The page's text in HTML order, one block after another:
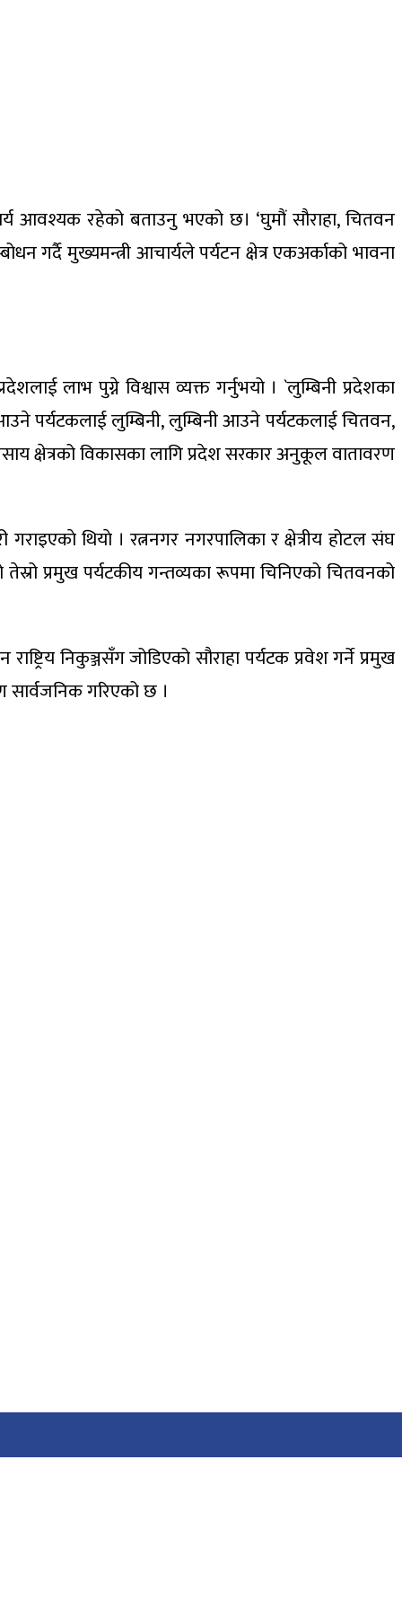
आवश्यक रहेको बताउनु भएको छ। ‘घुमौं सौराहा, चितवन
गर्दै मुख्यमन्त्री आचार्यले पर्यटन क्षेत्र एकअर्काको भावना
लाभ पुग्ने विश्वास व्यक्त गर्नुभयो । `लुम्बिनी प्रदेशका
पर्यटकलाई लुम्बिनी, लुम्बिनी आउने पर्यटकलाई चितवन,
क्षेत्रको विकासका लागि प्रदेश सरकार अनुकूल वातावरण
गराइएकाे थियाे । रत्ननगर नगरपालिका र क्षेत्रीय होटल संघ
प्रमुख पर्यटकीय गन्तव्यका रूपमा चिनिएको चितवनको
निकुञ्जसँग जोडिएको सौराहा पर्यटक प्रवेश गर्ने प्रमुख
सार्वजनिक गरिएको छ ।